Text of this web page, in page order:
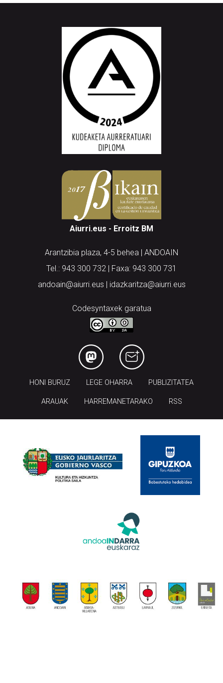
Aiurri.eus - Erroitz BM
Arantzibia plaza, 4-5 behea | ANDOAIN
Tel.: 943 300 732 | Faxa: 943 300 731
andoain@aiurri.eus | idazkaritza@aiurri.eus
Codesyntaxek garatua
HONI BURUZ LEGE OHARRA PUBLIZITATEA
ARAUAK HARREMANETARAKO RSS